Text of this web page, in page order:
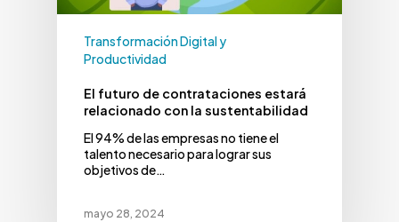
Transformación Digital y
Productividad
El futuro de contrataciones estará
relacionado con la sustentabilidad
El 94% de las empresas no tiene el
talento necesario para lograr sus
objetivos de…
mayo 28, 2024